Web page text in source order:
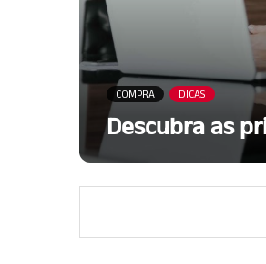
COMPRA DICAS
Descubra as